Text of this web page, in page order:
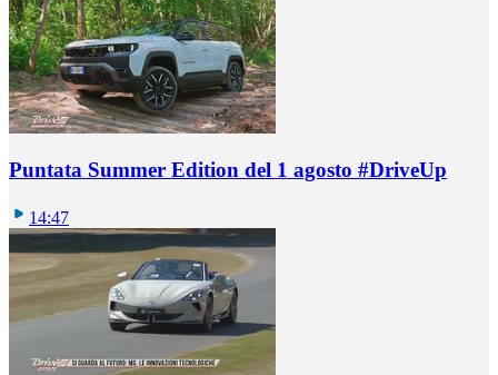
Puntata Summer Edition del 1 agosto #DriveUp
14:47